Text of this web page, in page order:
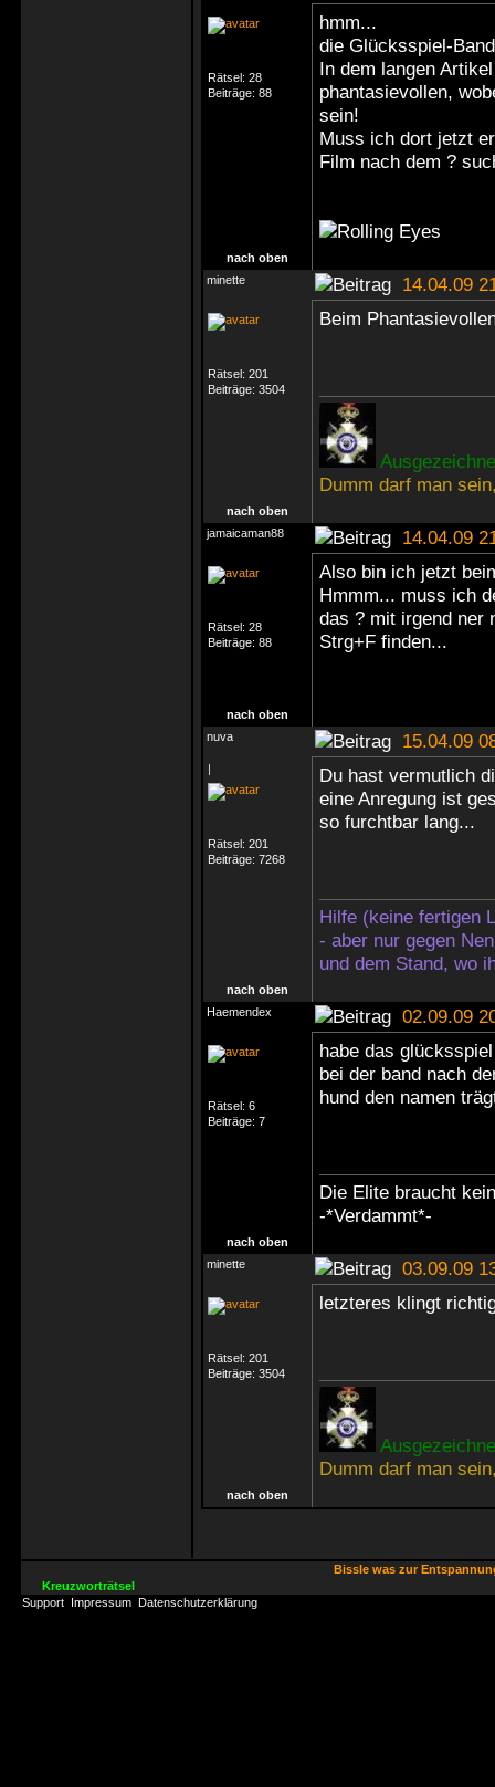
Rätsel: 28
Beiträge: 88
hmm...
die Glücksspiel-
In dem langen
phantasievollen,
sein!
Muss ich dort jetzt
Film nach dem ?
nach oben
minette
14.04.09
Rätsel: 201
Beiträge: 3504
Beim
Dumm darf man
nach oben
jamaicaman88
14.04.09
Rätsel: 28
Beiträge: 88
Also bin ich jetzt
Hmmm... muss ich
das ? mit irgend ner
Strg+F finden...
nach oben
nuva
15.04.09
|
Rätsel: 201
Beiträge: 7268
Du hast vermutlich
eine Anregung ist
so furchtbar lang...
Hilfe (keine fertigen
- aber nur gegen
und dem Stand, wo
nach oben
Haemendex
02.09.09
Rätsel: 6
Beiträge: 7
habe das
bei der band nach
hund den namen
Die Elite braucht
-*Verdammt*-
nach oben
minette
03.09.09
Rätsel: 201
Beiträge: 3504
letzteres klingt
Dumm darf man
nach oben
Bissle was zur
Kreuzworträtsel
Support Impressum Datenschutzerklärung